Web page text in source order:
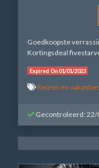
Goedkoopste
Kortingsdeal
Expired On 01/01/2023
Reizen en vakanties
Gecontroleerd: